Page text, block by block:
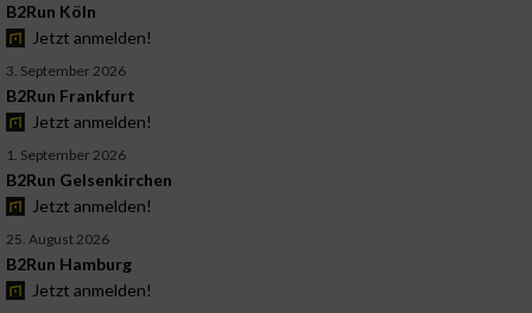
B2Run Köln
Jetzt anmelden!
3. September 2026
B2Run Frankfurt
Jetzt anmelden!
1. September 2026
B2Run Gelsenkirchen
Jetzt anmelden!
25. August 2026
B2Run Hamburg
Jetzt anmelden!